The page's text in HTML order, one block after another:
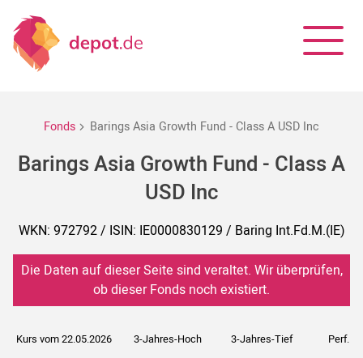
Fonds Barings Asia Growth Fund - Class A USD Inc
Barings Asia Growth Fund - Class A
USD Inc
WKN: 972792 / ISIN: IE0000830129 / Baring Int.Fd.M.(IE)
Die Daten auf dieser Seite sind veraltet. Wir überprüfen,
ob dieser Fonds noch existiert.
Kurs vom 22.05.2026 3-Jahres-Hoch 3-Jahres-Tief Perf. 5J